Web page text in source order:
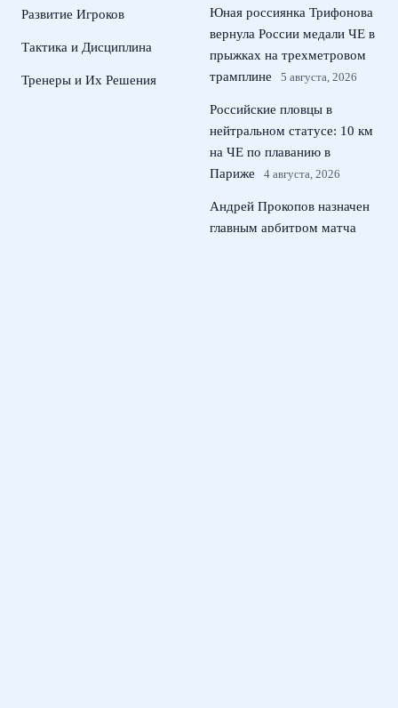
Развитие Игроков
Тактика и Дисциплина
Тренеры и Их Решения
Юная россиянка Трифонова
вернула России медали ЧЕ в
прыжках на трехметровом
трамплине
5 августа, 2026
Российские пловцы в
нейтральном статусе: 10 км
на ЧЕ по плаванию в
Париже
4 августа, 2026
Андрей Прокопов назначен
главным арбитром матча